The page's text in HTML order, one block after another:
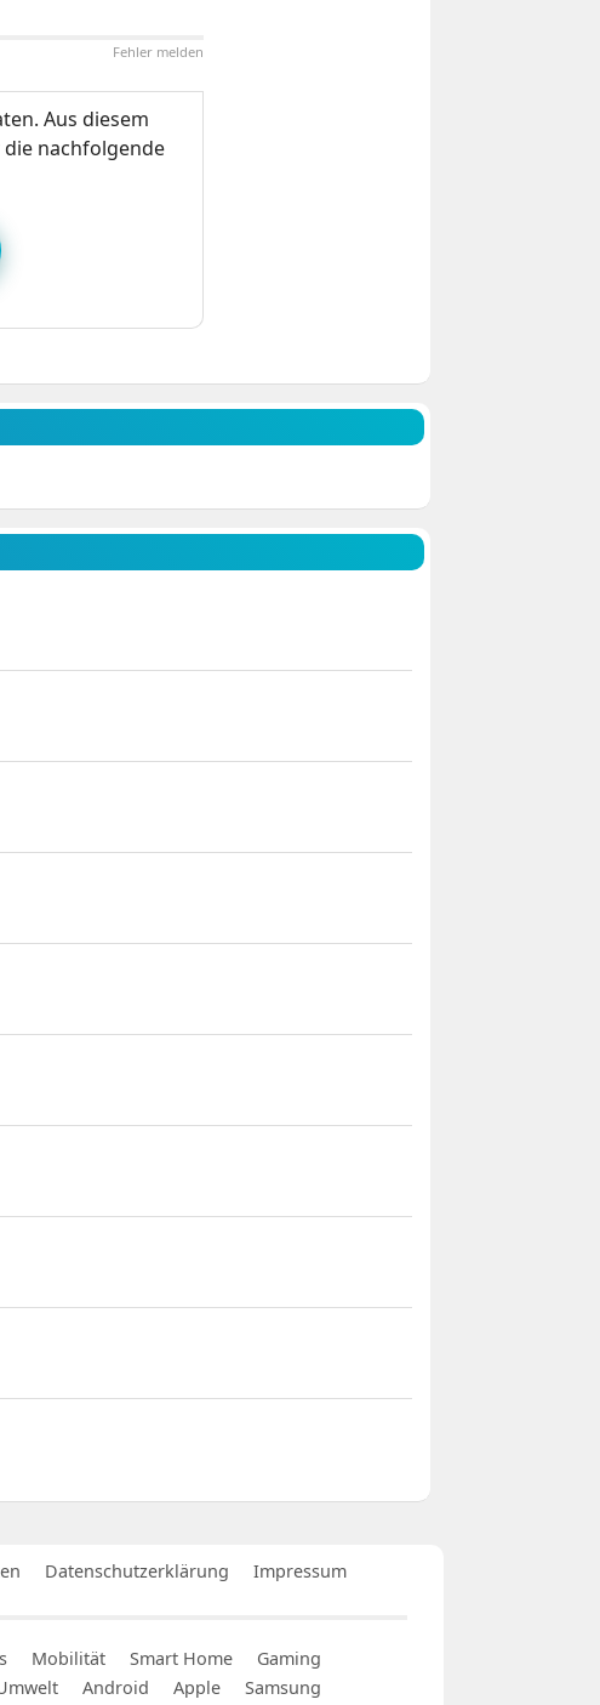
Fehler melden
Aus diesem
nachfolgende
Datenschutzerklärung
Impressum
Mobilität Smart Home
Gaming
Android Apple Samsung